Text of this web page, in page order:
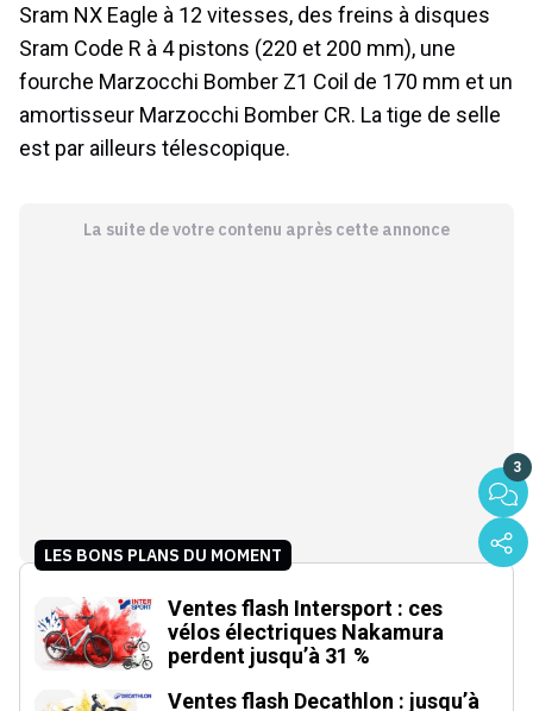
Sram NX Eagle à 12 vitesses, des freins à disques
Sram Code R à 4 pistons (220 et 200 mm), une
fourche Marzocchi Bomber Z1 Coil de 170 mm et un
amortisseur Marzocchi Bomber CR. La tige de selle
est par ailleurs télescopique.
La suite de votre contenu après cette annonce
3
LES BONS PLANS DU MOMENT
Ventes flash Intersport : ces
vélos électriques Nakamura
perdent jusqu’à 31 %
Ventes flash Decathlon : jusqu’à